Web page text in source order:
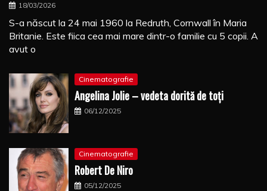
18/03/2026
S-a născut la 24 mai 1960 la Redruth, Cornwall în Maria
Britanie. Este fiica cea mai mare dintr-o familie cu 5 copii. A
avut o
Cinematografie
Angelina Jolie – vedeta dorită de toți
06/12/2025
Cinematografie
Robert De Niro
05/12/2025